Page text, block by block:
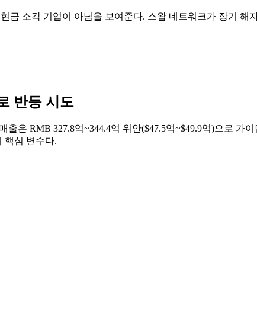
금 소각 기업이 아님을 보여준다. 스왑 네트워크가 장기 해
반등 시도
출은 RMB 327.8억~344.4억 위안($47.5억~$49.9억)으로 가
핵심 변수다.